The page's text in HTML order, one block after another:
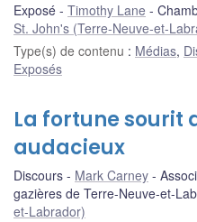
Exposé Timothy Lane
St. John's (Terre-Neuve-et-
Type(s) de contenu : Médias,
Exposés
La fortune sourit
audacieux
Discours Mark Carney
gazières de Terre-Neuve-et-
et-Labrador)